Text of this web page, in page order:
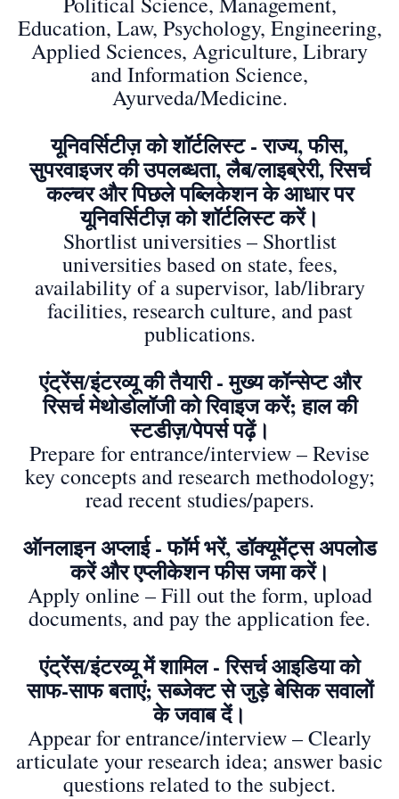
Education, Law, Psychology, Engineering,
Applied Sciences, Agriculture, Library
and Information Science,
Ayurveda/Medicine.
यूनिवर्सिटीज़ को शॉर्टलिस्ट - राज्य, फीस,
सुपरवाइजर की उपलब्धता, लैब/लाइब्रेरी, रिसर्च
कल्चर और पिछले पब्लिकेशन के आधार पर
यूनिवर्सिटीज़ को शॉर्टलिस्ट करें।
Shortlist universities – Shortlist
universities based on state, fees,
availability of a supervisor, lab/library
facilities, research culture, and past
publications.
एंट्रेंस/इंटरव्यू की तैयारी - मुख्य कॉन्सेप्ट और
रिसर्च मेथोडोलॉजी को रिवाइज करें; हाल की
स्टडीज़/पेपर्स पढ़ें।
Prepare for entrance/interview – Revise
key concepts and research methodology;
read recent studies/papers.
ऑनलाइन अप्लाई - फॉर्म भरें, डॉक्यूमेंट्स अपलोड
करें और एप्लीकेशन फीस जमा करें।
Apply online – Fill out the form, upload
documents, and pay the application fee.
एंट्रेंस/इंटरव्यू में शामिल - रिसर्च आइडिया को
साफ-साफ बताएं; सब्जेक्ट से जुड़े बेसिक सवालों
के जवाब दें।
Appear for entrance/interview – Clearly
articulate your research idea; answer basic
questions related to the subject.